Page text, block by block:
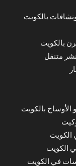
بالكويت
بالكويت
متنقل
الأوساخ بالكويت
الكويت
الكويت
في الكويت